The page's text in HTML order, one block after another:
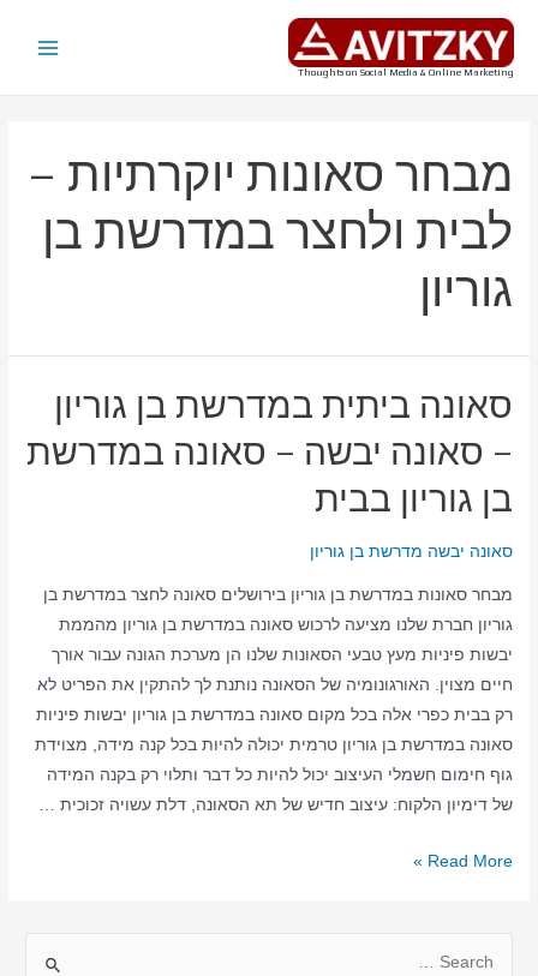
דילוג
לתוכן
Thoughts on Social Media & Online Marketing
מבחר סאונות יוקרתיות –
לבית ולחצר במדרשת בן
גוריון
סאונה ביתית במדרשת בן גוריון
– סאונה יבשה – סאונה במדרשת
בן גוריון בבית
סאונה יבשה מדרשת בן גוריון
מבחר סאונות במדרשת בן גוריון בירושלים סאונה לחצר במדרשת בן
גוריון חברת שלנו מציעה לרכוש סאונה במדרשת בן גוריון מהממת
יבשות פיניות מעץ טבעי הסאונות שלנו הן מערכת הגונה עבור אורך
חיים מצוין. האורגונומיה של הסאונה נותנת לך להתקין את הפריט לא
רק בבית כפרי אלה בכל מקום סאונה במדרשת בן גוריון יבשות פיניות
סאונה במדרשת בן גוריון טרמית יכולה להיות בכל קנה מידה, מצוידת
גוף חימום חשמלי העיצוב יכול להיות כל דבר ותלוי רק בקנה המידה
של דימיון הלקוח: עיצוב חדיש של תא הסאונה, דלת עשויה זכוכית …
סאונה
Read More »